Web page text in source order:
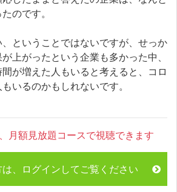
のです。
ということではないですが、せっか
上がったという企業も多かった中、
が増えた人もいると考えると、コロ
いるのかもしれないです。
月額見放題コースで視聴できます
、ログインしてご覧ください